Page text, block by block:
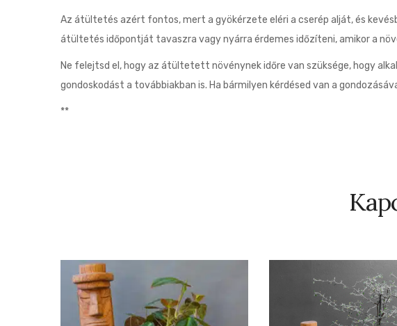
Az átültetés azért fontos, mert a gyökérzete eléri a cserép alját, és
átültetés időpontját tavaszra vagy nyárra érdemes időzíteni, amikor a
Ne felejtsd el, hogy az átültetett növénynek időre van szüksége, hogy
gondoskodást a továbbiakban is. Ha bármilyen kérdésed van a
**